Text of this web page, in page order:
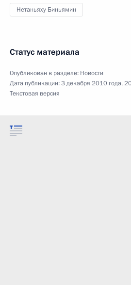
Нетаньяху Биньямин
Статус материала
Опубликован в разделе: Новости
Дата публикации:3 декабря 2010 года,
Текстовая версия